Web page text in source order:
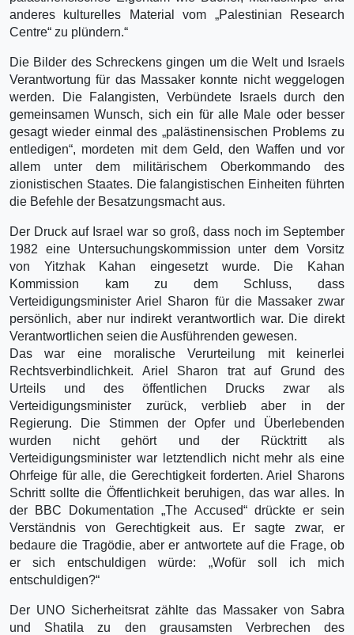
anderes kulturelles Material vom „Palestinian Research
Centre“ zu plündern.“
Die Bilder des Schreckens gingen um die Welt und Israels
Verantwortung für das Massaker konnte nicht weggelogen
werden. Die Falangisten, Verbündete Israels durch den
gemeinsamen Wunsch, sich ein für alle Male oder besser
gesagt wieder einmal des „palästinensischen Problems zu
entledigen“, mordeten mit dem Geld, den Waffen und vor
allem unter dem militärischem Oberkommando des
zionistischen Staates. Die falangistischen Einheiten führten
die Befehle der Besatzungsmacht aus.
Der Druck auf Israel war so groß, dass noch im September
1982 eine Untersuchungskommission unter dem Vorsitz
von Yitzhak Kahan eingesetzt wurde. Die Kahan
Kommission kam zu dem Schluss, dass
Verteidigungsminister Ariel Sharon für die Massaker zwar
persönlich, aber nur indirekt verantwortlich war. Die direkt
Verantwortlichen seien die Ausführenden gewesen.
Das war eine moralische Verurteilung mit keinerlei
Rechtsverbindlichkeit. Ariel Sharon trat auf Grund des
Urteils und des öffentlichen Drucks zwar als
Verteidigungsminister zurück, verblieb aber in der
Regierung. Die Stimmen der Opfer und Überlebenden
wurden nicht gehört und der Rücktritt als
Verteidigungsminister war letztendlich nicht mehr als eine
Ohrfeige für alle, die Gerechtigkeit forderten. Ariel Sharons
Schritt sollte die Öffentlichkeit beruhigen, das war alles. In
der BBC Dokumentation „The Accused“ drückte er sein
Verständnis von Gerechtigkeit aus. Er sagte zwar, er
bedaure die Tragödie, aber er antwortete auf die Frage, ob
er sich entschuldigen würde: „Wofür soll ich mich
entschuldigen?“
Der UNO Sicherheitsrat zählte das Massaker von Sabra
und Shatila zu den grausamsten Verbrechen des